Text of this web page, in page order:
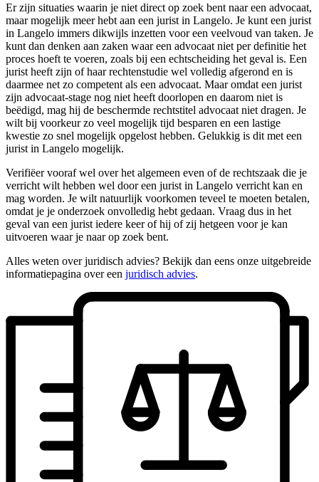
Er zijn situaties waarin je niet direct op zoek bent naar een advocaat,
maar mogelijk meer hebt aan een jurist in Langelo. Je kunt een jurist
in Langelo immers dikwijls inzetten voor een veelvoud van taken. Je
kunt dan denken aan zaken waar een advocaat niet per definitie het
proces hoeft te voeren, zoals bij een echtscheiding het geval is. Een
jurist heeft zijn of haar rechtenstudie wel volledig afgerond en is
daarmee net zo competent als een advocaat. Maar omdat een jurist
zijn advocaat-stage nog niet heeft doorlopen en daarom niet is
beëdigd, mag hij de beschermde rechtstitel advocaat niet dragen. Je
wilt bij voorkeur zo veel mogelijk tijd besparen en een lastige
kwestie zo snel mogelijk opgelost hebben. Gelukkig is dit met een
jurist in Langelo mogelijk.
Verifiëer vooraf wel over het algemeen even of de rechtszaak die je
verricht wilt hebben wel door een jurist in Langelo verricht kan en
mag worden. Je wilt natuurlijk voorkomen teveel te moeten betalen,
omdat je je onderzoek onvolledig hebt gedaan. Vraag dus in het
geval van een jurist iedere keer of hij of zij hetgeen voor je kan
uitvoeren waar je naar op zoek bent.
Alles weten over juridisch advies? Bekijk dan eens onze uitgebreide
informatiepagina over een juridisch advies.